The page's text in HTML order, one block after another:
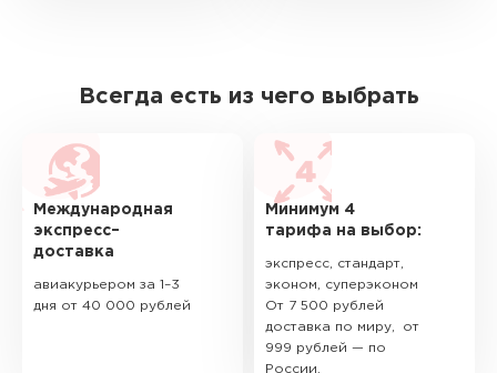
Всегда есть из чего выбрать
Международная
экспресс–
доставка
авиакурьером за 1–3
дня от 40 000 рублей
Минимум 4
тарифа на выбор:
экспресс, стандарт,
эконом, суперэконом
От 7 500 рублей
доставка по миру, от
999 рублей — по
России.